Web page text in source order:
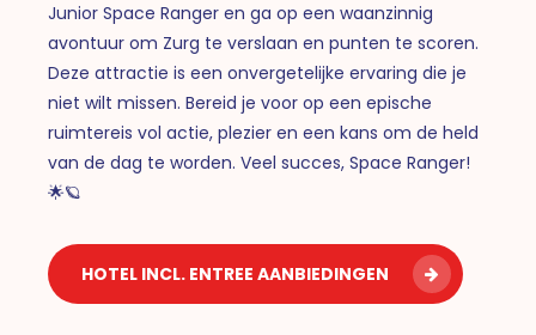
Junior Space Ranger en ga op een waanzinnig
avontuur om Zurg te verslaan en punten te scoren.
Deze attractie is een onvergetelijke ervaring die je
niet wilt missen. Bereid je voor op een epische
ruimtereis vol actie, plezier en een kans om de held
van de dag te worden. Veel succes, Space Ranger!
🌟🪐
HOTEL INCL. ENTREE AANBIEDINGEN